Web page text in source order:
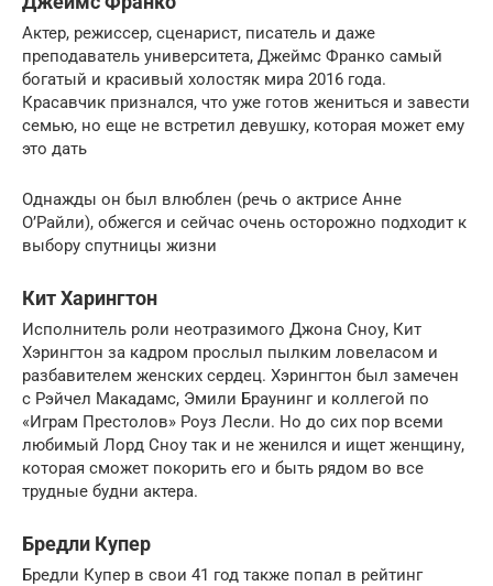
Актер, режиссер, сценарист, писатель и даже
преподаватель университета, Джеймс Франко самый
богатый и красивый холостяк мира 2016 года.
Красавчик признался, что уже готов жениться и завести
семью, но еще не встретил девушку, которая может ему
это дать
Однажды он был влюблен (речь о актрисе Анне
О’Райли), обжегся и сейчас очень осторожно подходит к
выбору спутницы жизни
Кит Харингтон
Исполнитель роли неотразимого Джона Сноу, Кит
Хэрингтон за кадром прослыл пылким ловеласом и
разбавителем женских сердец. Хэрингтон был замечен
с Рэйчел Макадамс, Эмили Браунинг и коллегой по
«Играм Престолов» Роуз Лесли. Но до сих пор всеми
любимый Лорд Сноу так и не женился и ищет женщину,
которая сможет покорить его и быть рядом во все
трудные будни актера.
Бредли Купер
Бредли Купер в свои 41 год также попал в рейтинг